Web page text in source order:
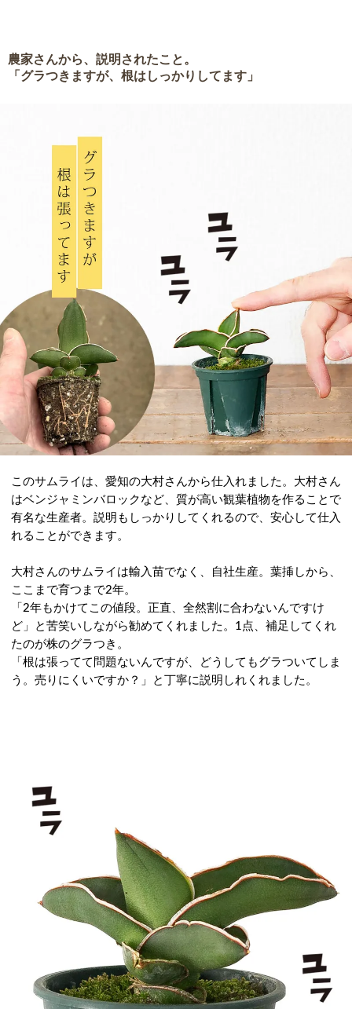
農家さんから、説明されたこと。
「グラつきますが、根はしっかりしてます」
このサムライは、愛知の大村さんから仕入れました。大村さん
はベンジャミンバロックなど、質が高い観葉植物を作ることで
有名な生産者。説明もしっかりしてくれるので、安心して仕入
れることができます。
大村さんのサムライは輸入苗でなく、自社生産。葉挿しから、
ここまで育つまで2年。
「2年もかけてこの値段。正直、全然割に合わないんですけ
ど」と苦笑いしながら勧めてくれました。1点、補足してくれ
たのが株のグラつき。
「根は張ってて問題ないんですが、どうしてもグラついてしま
う。売りにくいですか？」と丁寧に説明しれくれました。